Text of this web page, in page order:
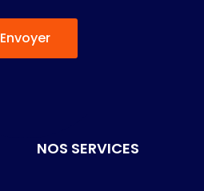
Envoyer
NOS SERVICES